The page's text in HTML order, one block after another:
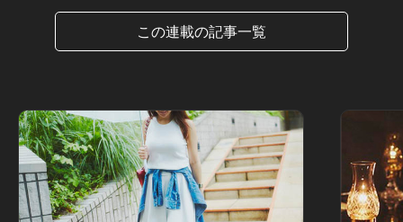
この連載の記事一覧